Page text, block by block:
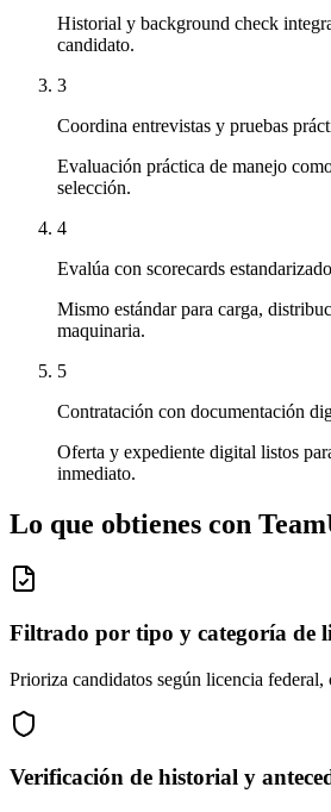
Historial y background check
candidato.
3
Coordina entrevistas y pruebas
Evaluación práctica de manejo
selección.
4
Evalúa con scorecards
Mismo estándar para carga,
maquinaria.
5
Contratación con documentación
Oferta y expediente digital listos
inmediato.
Lo que obtienes con
Filtrado por tipo y categoría de
Prioriza candidatos según licencia
Verificación de historial y